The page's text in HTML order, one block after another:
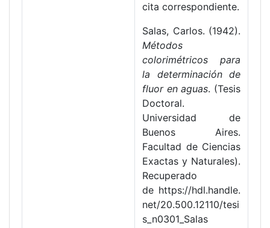
cita correspondiente.
Salas, Carlos. (1942).
Métodos
colorimétricos para
la determinación de
fluor en aguas. (Tesis
Doctoral.
Universidad de
Buenos Aires.
Facultad de Ciencias
Exactas y Naturales).
Recuperado
de https://hdl.handle.
net/20.500.12110/tesi
s_n0301_Salas